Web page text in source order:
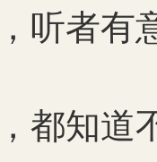
听者有
都知道